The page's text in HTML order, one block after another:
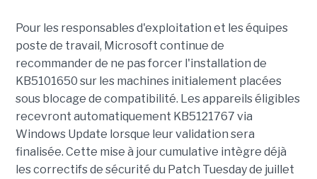
Pour les responsables d'exploitation et les équipes
poste de travail, Microsoft continue de
recommander de ne pas forcer l'installation de
KB5101650 sur les machines initialement placées
sous blocage de compatibilité. Les appareils éligibles
recevront automatiquement KB5121767 via
Windows Update lorsque leur validation sera
finalisée. Cette mise à jour cumulative intègre déjà
les correctifs de sécurité du Patch Tuesday de juillet